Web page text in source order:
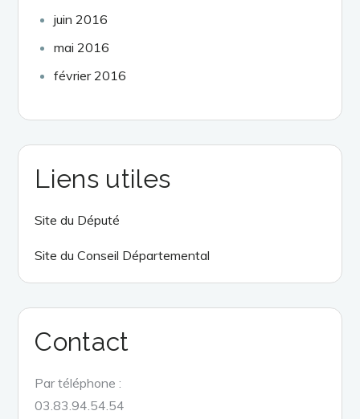
juin 2016
mai 2016
février 2016
Liens utiles
Site du Député
Site du Conseil Départemental
Contact
Par téléphone :
03.83.94.54.54